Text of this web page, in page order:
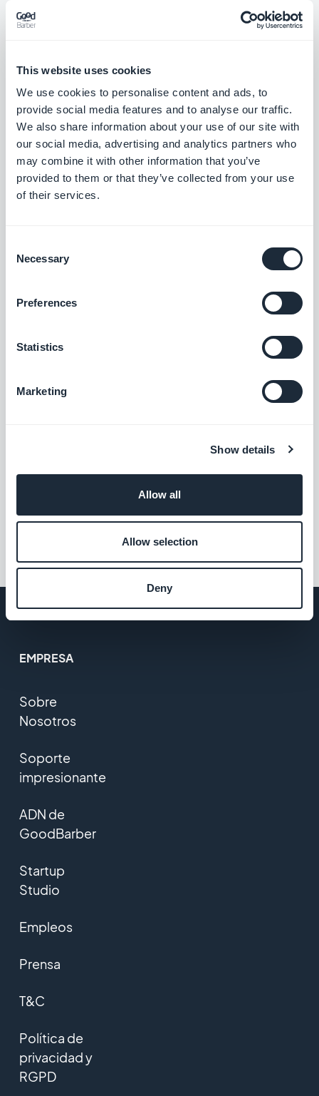
This website uses cookies
We use cookies to personalise content and ads, to
provide social media features and to analyse our traffic.
We also share information about your use of our site with
our social media, advertising and analytics partners who
may combine it with other information that you’ve
provided to them or that they’ve collected from your use
of their services.
Selection
Necessary
Preferences
Statistics
Marketing
Show details
Allow all
Allow selection
Deny
Contenido generado por el usuario
de GoodBarber
CMS Artículos
Crea y publica artículos desde tu back
office
Gratis
EMPRESA
Sobre
Nosotros
Soporte
impresionante
ADN de
GoodBarber
Startup
Studio
Empleos
Prensa
T&C
Política de
privacidad y
RGPD